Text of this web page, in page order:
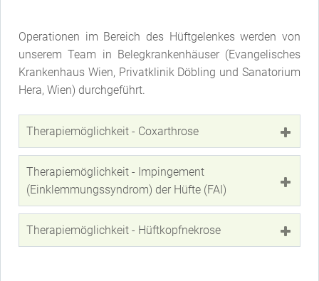
Operationen im Bereich des Hüftgelenkes werden von
unserem Team in Belegkrankenhäuser (Evangelisches
Krankenhaus Wien, Privatklinik Döbling und Sanatorium
Hera, Wien) durchgeführt.
Coxarthrose
Impingement
(Einklemmungssyndrom) der Hüfte (FAI)
Hüftkopfnekrose